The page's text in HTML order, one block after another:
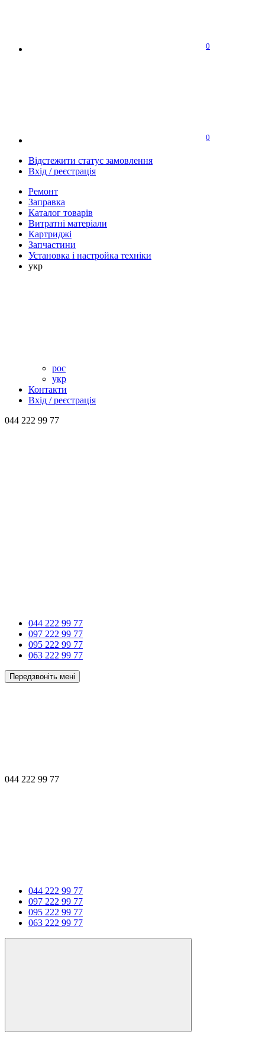
0
0
Відстежити статус замовлення
Вхід / реєстрація
Ремонт
Заправка
Каталог товарів
Витратні матеріали
Картриджі
Запчастини
Установка і настройка техніки
укр
рос
укр
Контакти
Вхід / реєстрація
044 222 99 77
044 222 99 77
097 222 99 77
095 222 99 77
063 222 99 77
Передзвоніть мені
044 222 99 77
044 222 99 77
097 222 99 77
095 222 99 77
063 222 99 77